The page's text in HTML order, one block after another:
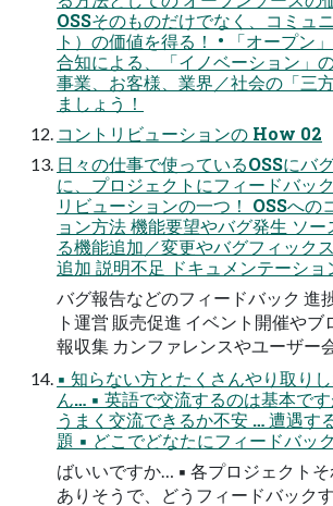
OSSそのものだけでなく、コミュ
ト）の価値を得る！ • 「オープン
合知による、「イノベーション」
事業、お客様、業界／社会の「三
ましょう！
コントリビューションの How 02
日々の仕事で使っているOSSにバ
に、プロジェクトにフィードバッ
リビューションの一つ！ OSSへの
ョン方法 機能要望やバグ発生 ソー
る機能追加／変更やバグフィック
追加 説明不足 ドキュメンテーショ
バグ報告などのフィードバック 進
ト運営 販売促進 イベント開催やブ
報収集 カンファレンスやユーザー
▪ 知らない方とたくさんやり取り
ん… ▪ 英語で交流するのは基本で
うまく交流できるか不安 … 遭遇す
題 ▪ どこでどなたにフィードバッ
ばいいですか… ▪ 各プロジェクト
ありそうで、どうフィードバック